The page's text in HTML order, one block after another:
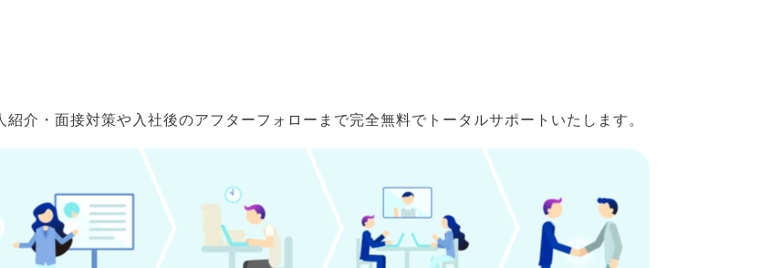
介・面接対策や入社後のアフターフォローまで完全無料でトータルサポートいたします。